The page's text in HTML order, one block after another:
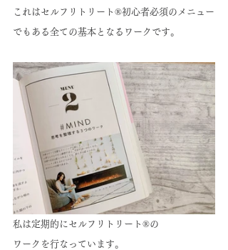
これはセルフリトリート®初心者必須のメニュー
でもある全ての基本となるワークです。
私は定期的にセルフリトリート®の
ワークを行なっています。